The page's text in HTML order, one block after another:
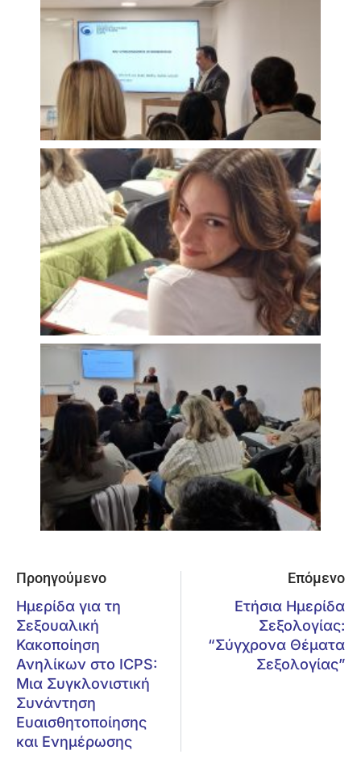
Προηγούμενο
Ημερίδα για τη
Σεξουαλική
Κακοποίηση
Ανηλίκων στο ICPS:
Μια Συγκλονιστική
Συνάντηση
Ευαισθητοποίησης
και Ενημέρωσης
Επόμενο
Ετήσια Ημερίδα
Σεξολογίας:
“Σύγχρονα Θέματα
Σεξολογίας”